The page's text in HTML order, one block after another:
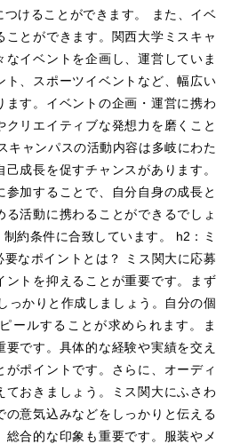
けることができます。 また、イベ
ことができます。関西大学ミスキャ
なイベントを企画し、運営していま
ト、スポーツイベントなど、幅広い
ます。イベントの企画・運営に携わ
クリエイティブな発想力を磨くこと
キャンパスの活動内容は多岐にわた
成長を促すチャンスがあります。
参加することで、自分自身の成長と
る活動に携わることができるでしょ
約条件に合致しています。 h2：ミ
要なポイントとは？ ミス関大に応募
ントを抑えることが重要です。まず
っかりと作成しましょう。自分の個
ールすることが求められます。ま
です。具体的な経験や実績を交え
がポイントです。さらに、オーディ
ておきましょう。ミス関大にふさわ
の意気込みなどをしっかりと伝える
総合的な印象も重要です。服装やメ